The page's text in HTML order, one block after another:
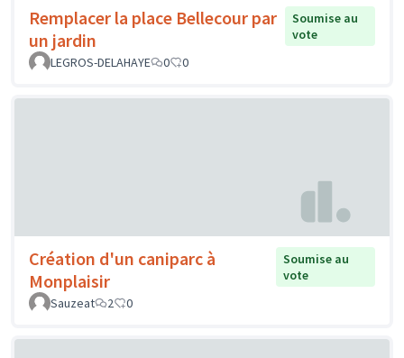
Remplacer la place Bellecour par
un jardin
Soumise au
vote
LEGROS-DELAHAYE
0 0
Création d'un caniparc à
Monplaisir
Soumise au
vote
Sauzeat
2 0